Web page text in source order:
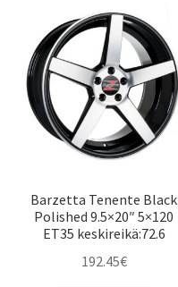
Barzetta Tenente Black
Polished 9.5×20″ 5×120
ET35 keskireikä:72.6
192.45€